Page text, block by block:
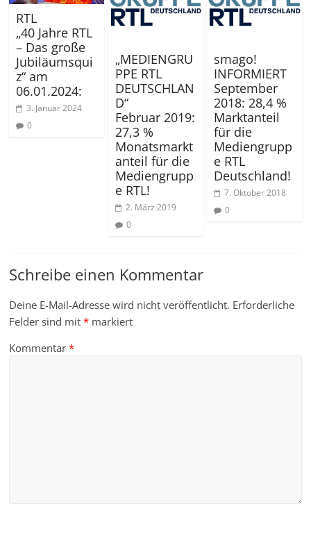
RTL
„40 Jahre RTL
– Das große
Jubiläumsqui
z“ am
06.01.2024:
3. Januar 2024
0
„MEDIENGRU
PPE RTL
DEUTSCHLAN
D“
Februar 2019:
27,3 %
Monatsmarkt
anteil für die
Mediengrupp
e RTL!
2. März 2019
0
smago!
INFORMIERT
September
2018: 28,4 %
Marktanteil
für die
Mediengrupp
e RTL
Deutschland!
7. Oktober 2018
0
Schreibe einen Kommentar
Deine E-Mail-Adresse wird nicht veröffentlicht. Erforderliche
Felder sind mit* markiert
Kommentar*